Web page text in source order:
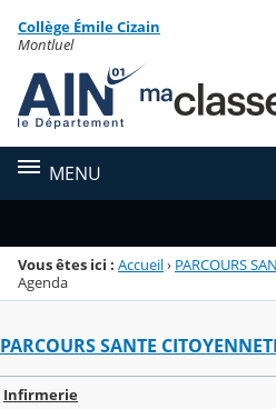
Menu de la rubrique
Contenu
Collège Émile Cizain
Montluel
MENU
Vous êtes ici : Accueil› PARCOURS
Agenda
PARCOURS SANTE
Infirmerie